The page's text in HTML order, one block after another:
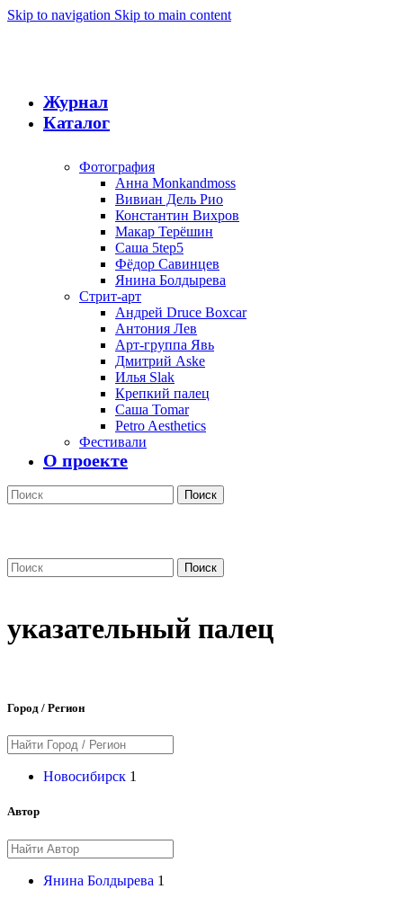
Skip to navigation Skip to main content
Журнал
Каталог
Фотография
Анна Monkandmoss
Вивиан Дель Рио
Константин Вихров
Макар Терёшин
Саша 5tep5
Фёдор Савинцев
Янина Болдырева
Стрит-арт
Андрей Druce Boxcar
Антония Лев
Арт-группа Явь
Дмитрий Aske
Илья Slak
Крепкий палец
Саша Tomar
Petro Aesthetics
Фестивали
О проекте
Поиск
Поиск
указательный палец
Город / Регион
Новосибирск 1
Автор
Янина Болдырева 1